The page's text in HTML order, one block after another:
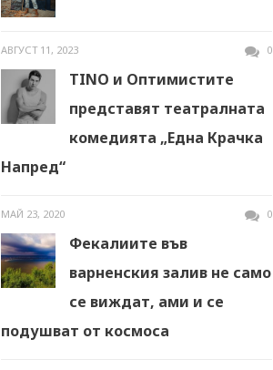
АВГУСТ 11, 2023 0
TINO и Оптимистите
представят театралната
комедията „Една Крачка
Напред“
МАЙ 23, 2020 0
Фекалиите във
варненския залив не само
се виждат, ами и се
подушват от космоса